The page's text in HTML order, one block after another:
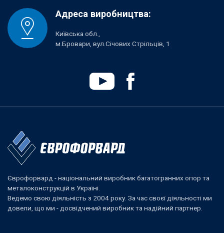
Адреса виробництва:
Київська обл.,
м.Бровари, вул.Січових Стрільців, 1
Єврофорвард - національний виробник багатогранних опор та
металоконструкцій в Україні.
Ведемо свою діяльність з 2004 року. За час своєї діяльності ми
довели, що ми - досвідчений виробник та надійний партнер.